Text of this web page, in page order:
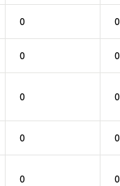
0 0
0 0
0 0
0 0
0 0